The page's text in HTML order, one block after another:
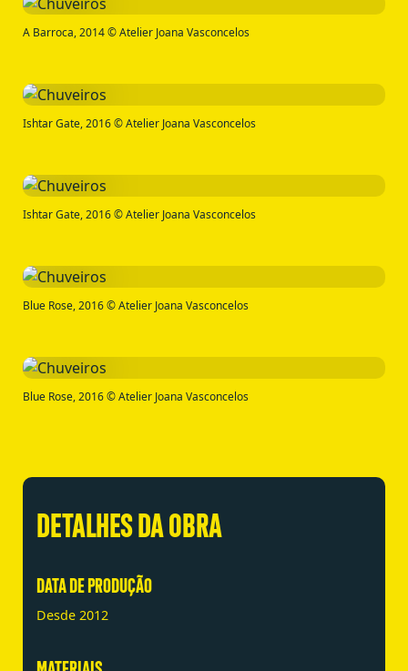
A Barroca, 2014 © Atelier Joana Vasconcelos
Ishtar Gate, 2016 © Atelier Joana Vasconcelos
Ishtar Gate, 2016 © Atelier Joana Vasconcelos
Blue Rose, 2016 © Atelier Joana Vasconcelos
Blue Rose, 2016 © Atelier Joana Vasconcelos
DETALHES DA OBRA
DATA DE PRODUÇÃO
Desde 2012